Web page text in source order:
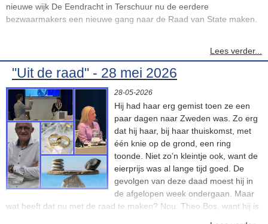
nieuwe wijk De Eendracht in Terschuur nu de eerdere
bezwaarmakers een nieuwe gang naar de Raad van State maken.
scholen daadwerkelijk kan starten. Voor Terschuur en Zwartebroek
is dit een zorgelijke ontwikkeling.
Al langer leven er zorgen in de dorpen over de voortgang van De
Eendracht en de gevolgen daarvan voor belangrijke voorzieningen.
In het najaar van 2024 heeft het college op vragen van het CDA
aangegeven dat het de zorgen van inwoners ten aanzien hiervan
kent en herkent. Lokaal Belang heeft op 29 januari 2025
schriftelijke vragen gesteld over de voortgang van de nieuwbouw
van de basisscholen in Zwartebroek en Terschuur. In de
beantwoording van 6 mei 2025 gaf het college aan dat het op de
hoogte is van de zorgen van de schoolbesturen en dat er
regelmatig overleg plaatsvindt. Op de vraag of er een alternatief
Lees verder...
"Uit de raad" - 28 mei 2026
28-05-2026
Hij had haar erg gemist toen ze een
paar dagen naar Zweden was. Zo erg
dat hij haar, bij haar thuiskomst, met
één knie op de grond, een ring
toonde. Niet zo’n kleintje ook, want de
eierprijs was al lange tijd goed. De
gevolgen van deze daad moest hij in
de afgelopen week ondergaan. Maar
wat heeft dat nu met de raad te maken? Nou, Theo Bos, want hij is